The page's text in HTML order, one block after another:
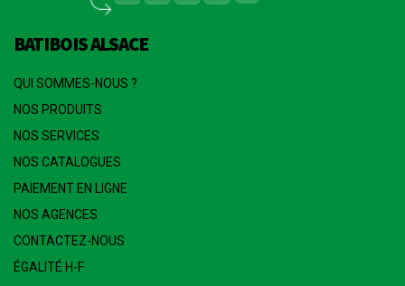
BATIBOIS ALSACE
QUI SOMMES-NOUS ?
NOS PRODUITS
NOS SERVICES
NOS CATALOGUES
PAIEMENT EN LIGNE
NOS AGENCES
CONTACTEZ-NOUS
ÉGALITÉ H-F